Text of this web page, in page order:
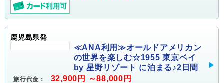
鹿児島県発
≪ANA利用≫オールドアメリカン
の世界を楽しむ☆1955 東京ベイ
by 星野リゾート に泊まる♪2日間
旅行代金： 32,900円 ～88,000円